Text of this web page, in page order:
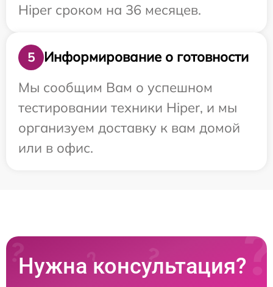
Hiper сроком на 36 месяцев.
5
Информирование о готовности
Мы сообщим Вам о успешном
тестировании техники Hiper, и мы
организуем доставку к вам домой
или в офис.
Нужна консультация?